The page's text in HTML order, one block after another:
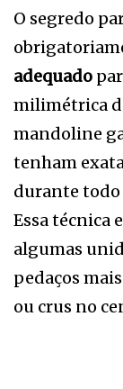
O segredo
adequado
milimétrica
mandoline
tenham
durante todo
Essa técnica
algumas
pedaços
ou crus no